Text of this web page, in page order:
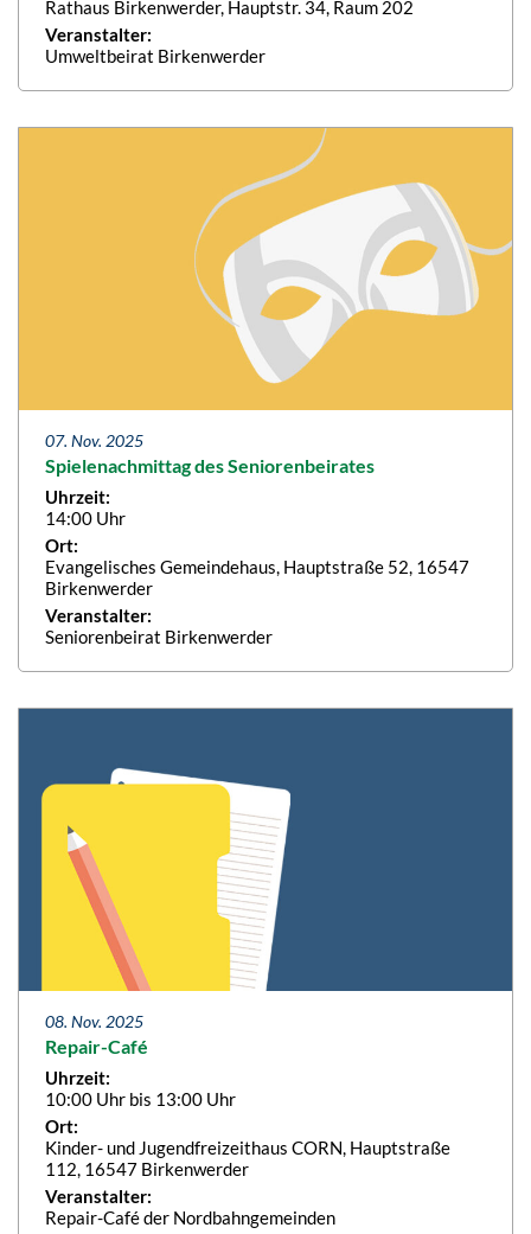
Rathaus Birkenwerder, Hauptstr. 34, Raum 202
Veranstalter:
Umweltbeirat Birkenwerder
07. Nov. 2025
Spielenachmittag des Seniorenbeirates
Uhrzeit:
14:00 Uhr
Ort:
Evangelisches Gemeindehaus, Hauptstraße 52, 16547
Birkenwerder
Veranstalter:
Seniorenbeirat Birkenwerder
08. Nov. 2025
Repair-Café
Uhrzeit:
10:00 Uhr bis 13:00 Uhr
Ort:
Kinder- und Jugendfreizeithaus CORN, Hauptstraße
112, 16547 Birkenwerder
Veranstalter:
Repair-Café der Nordbahngemeinden